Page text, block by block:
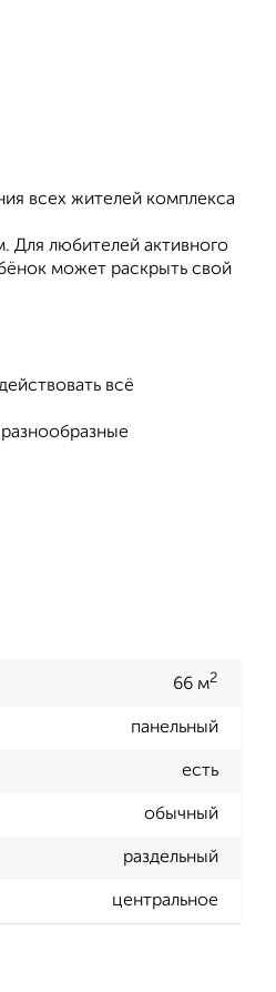
всех жителей комплекса
Для любителей активного
может раскрыть свой
всё
66 м2
панельный
есть
обычный
раздельный
центральное